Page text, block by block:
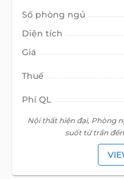
Số phòng ngủ
Diện tích
Giá
Thuế
Phí QL
Nội thất hiện đại, Phòng
suốt từ trần đến